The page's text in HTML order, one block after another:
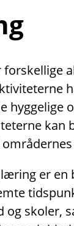
hyggelige
kan
er en
og skoler,